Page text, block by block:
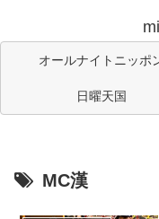
オールナイトニッポ
日曜天国
MC漢